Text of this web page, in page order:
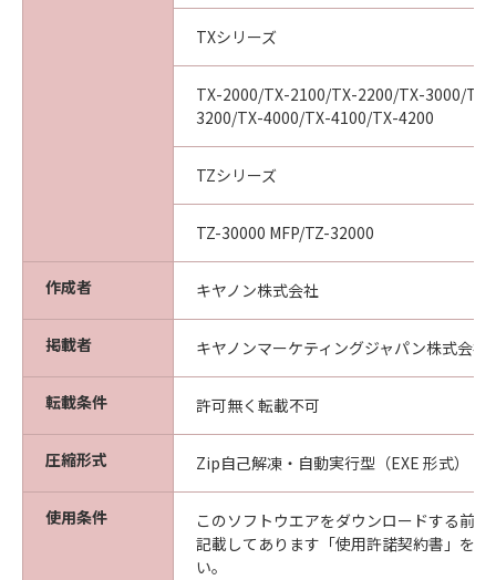
(1) 本契約は、お客様が「本ソフトウエア」を
インストールされた時点で発効し、下記(2)また
は(3)により終了されるまで有効に存続します。
(2) お客様は、「本ソフトウエア」及びその複
製物のすべてを廃棄及び消去することにより、
本契約を終了させることができます。
(3) キヤノンは、お客様が本契約のいずれかの条
項に違反した場合、直ちに本契約を終了させる
(4) お客様は、上記(3)による本契約の終了後直
ちに、「本ソフトウエア」及びその複製物のす
べてを廃棄及び消去するものとします。
準拠法
本契約は、日本国法に準拠するものとします。
U.S. GOVERNMENT RESTRICTED RIGHTS
NOTICE:
The Software is a "commercial item," as that
term is defined at 48 C.F.R. 2.101 (Oct 1995),
consisting of "commercial computer
software" and "commercial computer
software documentation," as such terms are
TXシリーズ
TX-2000/TX-2100/TX-2200/TX-3000/
3200/TX-4000/TX-4100/TX-4200
TZシリーズ
TZ-30000 MFP/TZ-32000
作成者 キヤノン株式会社
掲載者 キヤノンマーケティングジャパン株式会社
転載条件 許可無く転載不可
圧縮形式 Zip自己解凍・自動実行型（EXE 形式）
使用条件
このソフトウエアをダウンロードする前
記載してあります「使用許諾契約書」を
い。